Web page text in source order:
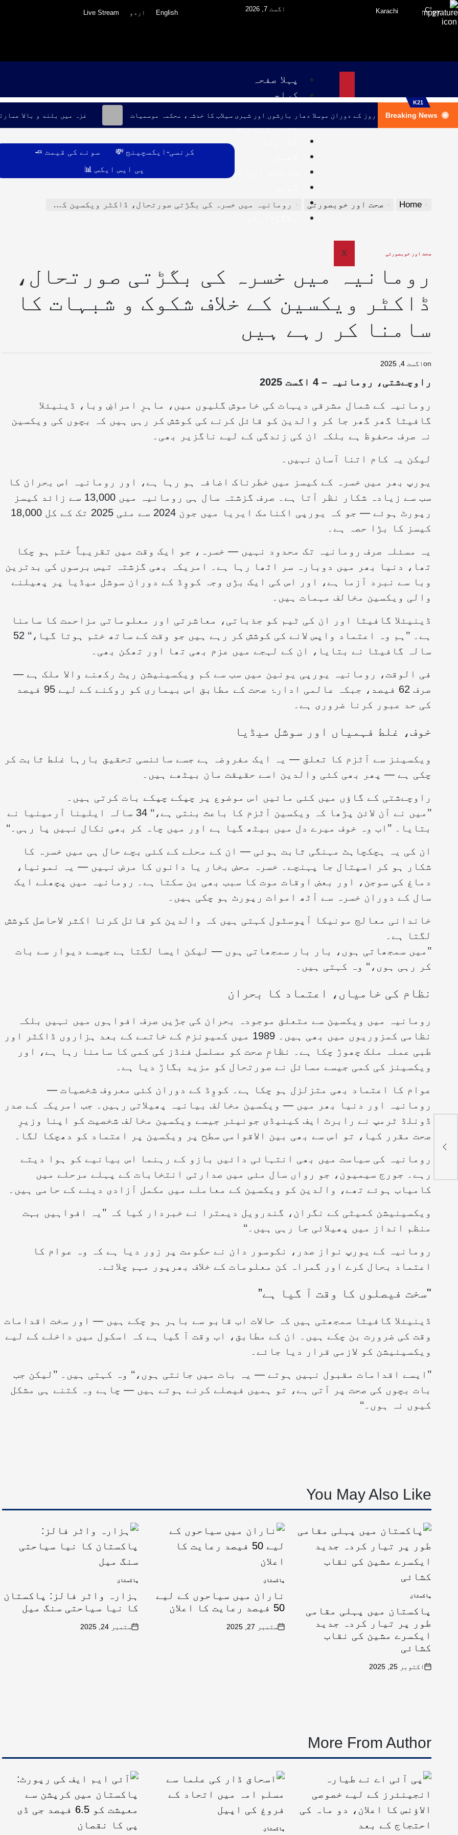
27
°C
Karachi اگست 7, 2026 English اردو Live Stream
پہلا صفحہ
کراچی
بین الاقوامی
سائنس اور ٹیکنالوجی
صحت اور خوبصورتی
X
K21
Breaking News غزہ میں بلند و بالا کراچی میں اگلے تین روز کے دوران موسلا دھار بارشوں اور شہری سیلاب کا خدشہ، محکمہ موسمیات
کرنسی-ایکسچینج 💸
سونے کی قیمت 🧈
پی ایس ایکس 📊
Home صحت اور خوبصورتی رومانیہ میں خسرہ کی بگڑتی صورتحال، ڈاکٹر ویکسین کے خلاف شکوک و شبہات کا سامنا کر رہے ہیں
صحت اور خوبصورتی
رومانیہ میں خسرہ کی بگڑتی صورتحال،
ڈاکٹر ویکسین کے خلاف شکوک و شبہات کا
سامنا کر رہے ہیں
onاگست 4, 2025
راوچےشتی، رومانیہ – 4 اگست 2025
رومانیہ کے شمال مشرقی دیہات کی خاموش گلیوں میں، ماہرِ امراضِ وبا، ڈینیئلا
گافیٹا گھر گھر جا کر والدین کو قائل کرنے کی کوشش کر رہی ہیں کہ بچوں کی ویکسین
نہ صرف محفوظ ہے بلکہ ان کی زندگی کے لیے ناگزیر بھی۔
لیکن یہ کام اتنا آسان نہیں۔
یورپ بھر میں خسرہ کے کیسز میں خطرناک اضافہ ہو رہا ہے، اور رومانیہ اس بحران کا
سب سے زیادہ شکار نظر آتا ہے۔ صرف گزشتہ سال ہی رومانیہ میں 13,000 سے زائد کیسز
رپورٹ ہوئے — جو کہ یورپی اکنامک ایریا میں جون 2024 سے مئی 2025 تک کے کل 18,000
کیسز کا بڑا حصہ ہے۔
یہ مسئلہ صرف رومانیہ تک محدود نہیں — خسرہ، جو ایک وقت میں تقریباً ختم ہو چکا
تھا، دنیا بھر میں دوبارہ سر اٹھا رہا ہے۔ امریکہ بھی گزشتہ تیس برسوں کی بدترین
وبا سے نبرد آزما ہے، اور اس کی ایک بڑی وجہ کووِڈ کے دوران سوشل میڈیا پر پھیلنے
والی ویکسین مخالف مہمات ہیں۔
ڈینیئلا گافیٹا اور ان کی ٹیم کو جذباتی، معاشرتی اور معلوماتی مزاحمت کا سامنا
ہے۔ ’’ہم وہ اعتماد واپس لانے کی کوشش کر رہے ہیں جو وقت کے ساتھ ختم ہوتا گیا،‘‘ 52
سالہ گافیٹا نے بتایا، ان کے لہجے میں عزم بھی تھا اور تھکن بھی۔
فی الوقت، رومانیہ یورپی یونین میں سب سے کم ویکسینیشن ریٹ رکھنے والا ملک ہے —
صرف 62 فیصد، جبکہ عالمی ادارۂ صحت کے مطابق اس بیماری کو روکنے کے لیے 95 فیصد
کی حد عبور کرنا ضروری ہے۔
خوف، غلط فہمیاں اور سوشل میڈیا
ویکسینز سے آٹزم کا تعلق — یہ ایک مفروضہ ہے جسے سائنسی تحقیق بارہا غلط ثابت کر
چکی ہے — پھر بھی کئی والدین اسے حقیقت مان بیٹھے ہیں۔
راوچےشتی کے گاؤں میں کئی مائیں اس موضوع پر چپکے چپکے بات کرتی ہیں۔
’’میں نے آن لائن پڑھا کہ ویکسین آٹزم کا باعث بنتی ہے،‘‘ 34 سالہ ایلینا آرمینیا نے
بتایا۔ ’’اب وہ خوف میرے دل میں بیٹھ گیا ہے اور میں چاہ کر بھی نکال نہیں پا رہی۔‘‘
ان کی یہ ہچکچاہٹ مہنگی ثابت ہوئی — ان کے محلے کے کئی بچے حال ہی میں خسرہ کا
شکار ہو کر اسپتال جا پہنچے۔ خسرہ محض بخار یا دانوں کا مرض نہیں — یہ نمونیا،
دماغ کی سوجن، اور بعض اوقات موت کا سبب بھی بن سکتا ہے۔ رومانیہ میں پچھلے ایک
سال کے دوران خسرہ سے آٹھ اموات رپورٹ ہو چکی ہیں۔
خاندانی معالج مونيكا آپوسٹول کہتی ہیں کہ والدین کو قائل کرنا اکثر لاحاصل کوشش
لگتا ہے۔
’’میں سمجھاتی ہوں، بار بار سمجھاتی ہوں — لیکن ایسا لگتا ہے جیسے دیوار سے بات
کر رہی ہوں،‘‘ وہ کہتی ہیں۔
نظام کی خامیاں، اعتماد کا بحران
رومانیہ میں ویکسین سے متعلق موجودہ بحران کی جڑیں صرف افواہوں میں نہیں بلکہ
نظامی کمزوریوں میں بھی ہیں۔ 1989 میں کمیونزم کے خاتمے کے بعد ہزاروں ڈاکٹر اور
طبی عملہ ملک چھوڑ چکا ہے۔ نظامِ صحت کو مسلسل فنڈز کی کمی کا سامنا رہا ہے، اور
ویکسینز کی کمی جیسے مسائل نے صورتحال کو مزید بگاڑ دیا ہے۔
عوام کا اعتماد بھی متزلزل ہو چکا ہے۔ کووِڈ کے دوران کئی معروف شخصیات —
رومانیہ اور دنیا بھر میں — ویکسین مخالف بیانیہ پھیلاتی رہیں۔ جب امریکہ کے صدر
ڈونلڈ ٹرمپ نے رابرٹ ایف کینیڈی جونیئر جیسے ویکسین مخالف شخصیت کو اپنا وزیرِ
صحت مقرر کیا، تو اس سے بھی بین الاقوامی سطح پر ویکسین پر اعتماد کو دھچکا لگا۔
رومانیہ کی سیاست میں بھی انتہائی دائیں بازو کے رہنما اس بیانیے کو ہوا دیتے
رہے۔ جورج سیمیون، جو رواں سال مئی میں صدارتی انتخابات کے پہلے مرحلے میں
کامیاب ہوئے تھے، والدین کو ویکسین کے معاملے میں مکمل آزادی دینے کے حامی ہیں۔
ویکسینیشن کمیٹی کے نگران، گندرویل دیمترا نے خبردار کیا کہ ’’یہ افواہیں بہت
منظم انداز میں پھیلائی جا رہی ہیں۔‘‘
رومانیہ کے یورپ نواز صدر، نکوسور دان نے حکومت پر زور دیا ہے کہ وہ عوام کا
اعتماد بحال کرے اور گمراہ کن معلومات کے خلاف بھرپور مہم چلائے۔
"سخت فیصلوں کا وقت آ گیا ہے”
ڈینیئلا گافیٹا سمجھتی ہیں کہ حالات اب قابو سے باہر ہو چکے ہیں — اور سخت اقدامات
وقت کی ضرورت بن چکے ہیں۔ ان کے مطابق، اب وقت آ گیا ہے کہ اسکول میں داخلے کے لیے
ویکسینیشن کو لازمی قرار دیا جائے۔
’’ایسے اقدامات مقبول نہیں ہوتے — یہ بات میں جانتی ہوں،‘‘ وہ کہتی ہیں۔ ’’لیکن جب
بات بچوں کی صحت پر آتی ہے، تو ہمیں فیصلے کرنے ہوتے ہیں — چاہے وہ کتنے ہی مشکل
کیوں نہ ہوں۔‘‘
You May Also Like
پاکستان
پاکستان میں پہلی مقامی
طور پر تیار کردہ جدید
ایکسرے مشین کی نقاب
کشائی
اکتوبر 25, 2025
پاکستان
ناران میں سیاحوں کے لیے
50 فیصد رعایت کا اعلان
ستمبر 27, 2025
پاکستان
ہزارہ واٹر فالز: پاکستان
کا نیا سیاحتی سنگ میل
ستمبر 24, 2025
More From Author
پاکستان